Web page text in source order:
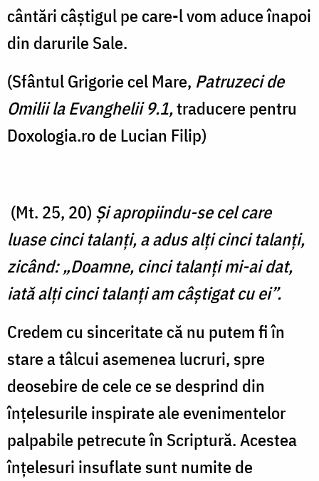
cântări câștigul pe care-l vom aduce înapoi
din darurile Sale.
(Sfântul Grigorie cel Mare, Patruzeci de
Omilii la Evanghelii 9.1,traducere pentru
Doxologia.ro de Lucian Filip)
(Mt. 25, 20) Şi apropiindu-se cel care
luase cinci talanţi, a adus alţi cinci talanţi,
zicând: „Doamne, cinci talanţi mi-ai dat,
iată alţi cinci talanţi am câştigat cu ei”.
Credem cu sinceritate că nu putem fi în
stare a tâlcui asemenea lucruri, spre
deosebire de cele ce se desprind din
înțelesurile inspirate ale evenimentelor
palpabile petrecute în Scriptură. Acestea
înțelesuri insuflate sunt numite de